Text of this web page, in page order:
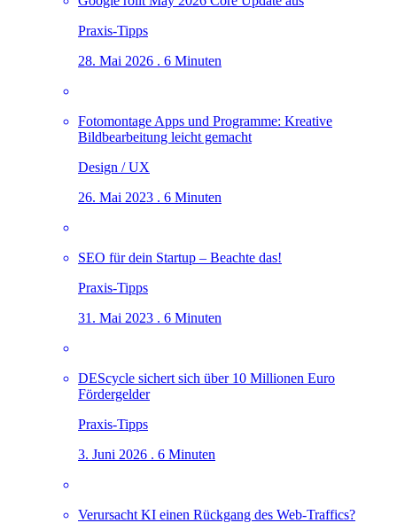
Praxis-Tipps
28. Mai 2026 . 6 Minuten
Fotomontage Apps und Programme: Kreative
Bildbearbeitung leicht gemacht
Design / UX
26. Mai 2023 . 6 Minuten
SEO für dein Startup – Beachte das!
Praxis-Tipps
31. Mai 2023 . 6 Minuten
DEScycle sichert sich über 10 Millionen Euro
Fördergelder
Praxis-Tipps
3. Juni 2026 . 6 Minuten
Verursacht KI einen Rückgang des Web-Traffics?